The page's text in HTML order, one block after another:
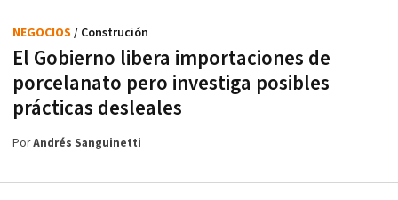
El Gobierno libera importaciones de
porcelanato pero investiga posibles
prácticas desleales
NEGOCIOS / Construción
PorAndrés Sanguinetti